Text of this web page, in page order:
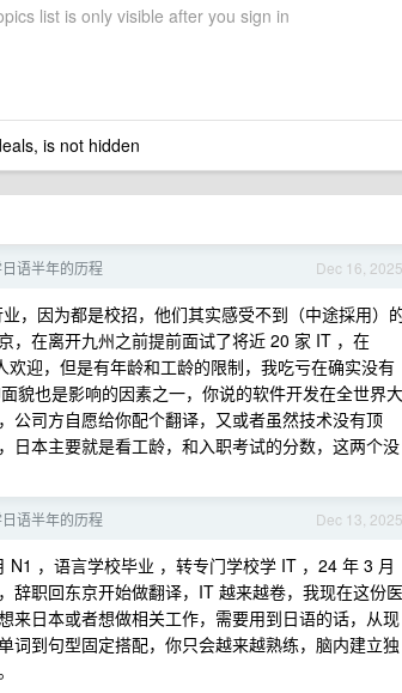
list is only visible after you sign in
is not hidden
Dec 16, 2025
语半年的历程
，因为都是校招，他们其实感受不到（中途採用）
，在离开九州之前提前面试了将近 20 家 IT ，在
迎，但是有年龄和工龄的限制，我吃亏在确实没有
貌也是影响的因素之一，你说的软件开发在全世界大
公司方自愿给你配个翻译，又或者虽然技术没有顶
日本主要就是看工龄，和入职考试的分数，这两个没
Dec 13, 2025
语半年的历程
，语言学校毕业 ，转专门学校学 IT ，24 年 3 月
辞职回东京开始做翻译，IT 越来越卷，我现在这份医
来日本或者想做相关工作，需要用到日语的话，从现
词到句型固定搭配，你只会越来越熟练，脑内建立独